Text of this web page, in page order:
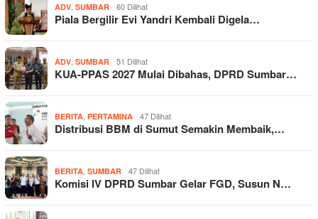
ADV, SUMBAR 60 Dilihat
Piala Bergilir Evi Yandri Kembali Digela…
ADV, SUMBAR 51 Dilihat
KUA-PPAS 2027 Mulai Dibahas, DPRD Sumbar…
BERITA, PERTAMINA 47 Dilihat
Distribusi BBM di Sumut Semakin Membaik,…
BERITA, SUMBAR 47 Dilihat
Komisi IV DPRD Sumbar Gelar FGD, Susun N…